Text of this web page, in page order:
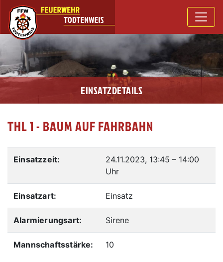
EINSATZDETAILS
THL 1 - BAUM AUF FAHRBAHN
Einsatzzeit: 24.11.2023, 13:45 – 14:00
Uhr
Einsatzart: Einsatz
Alarmierungsart: Sirene
Mannschaftsstärke: 10